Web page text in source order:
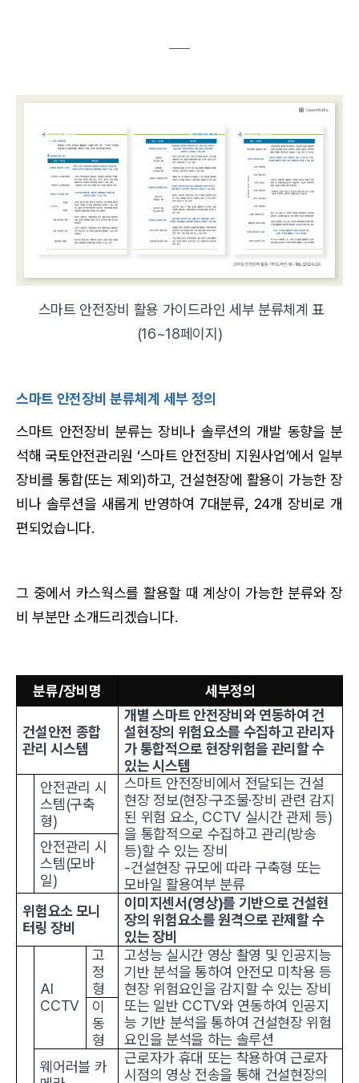
스마트 안전장비 활용 가이드라인 세부 분류체계 표
(16~18페이지)
스마트 안전장비 분류체계 세부 정의
스마트 안전장비 분류는 장비나 솔루션의 개발 동향을 분
석해 국토안전관리원 ‘스마트 안전장비 지원사업’에서 일부
장비를 통합(또는 제외)하고, 건설현장에 활용이 가능한 장
비나 솔루션을 새롭게 반영하여 7대분류, 24개 장비로 개
편되었습니다.
그 중에서 카스웍스를 활용할 때 계상이 가능한 분류와 장
비 부분만 소개드리겠습니다.
분류/장비명 세부정의
건설안전 종합
관리 시스템
개별 스마트 안전장비와 연동하여 건
설현장의 위험요소를 수집하고 관리자
가 통합적으로 현장위험을 관리할 수
있는 시스템
안전관리 시
스템(구축
형)
스마트 안전장비에서 전달되는 건설
현장 정보(현장·구조물·장비 관련 감지
된 위험 요소, CCTV 실시간 관제 등)
을 통합적으로 수집하고 관리(방송
등)할 수 있는 장비
-건설현장 규모에 따라 구축형 또는
모바일 활용여부 분류
안전관리 시
스템(모바
일)
위험요소 모니
터링 장비
이미지센서(영상)를 기반으로 건설현
장의 위험요소를 원격으로 관제할 수
있는 장비
AI
CCTV
고
정
형
고성능 실시간 영상 촬영 및 인공지능
기반 분석을 통하여 안전모 미착용 등
현장 위험요인을 감지할 수 있는 장비
또는 일반 CCTV와 연동하여 인공지
능 기반 분석을 통하여 건설현장 위험
요인을 분석을 하는 솔루션
이
동
형
웨어러블 카
근로자가 휴대 또는 착용하여 근로자
시점의 영상 전송을 통해 건설현장의